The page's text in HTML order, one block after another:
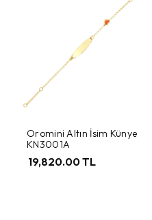
Oromini Altın İsim Künye
KN3001A
19,820.00 TL